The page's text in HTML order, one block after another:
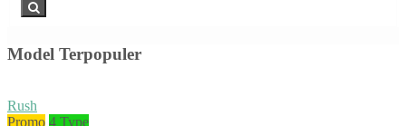
Model Terpopuler
Rush
Promo 4 Type